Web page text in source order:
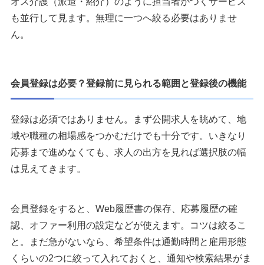
も並行して見ます。無理に一つへ絞る必要はありませ
ん。
会員登録は必要？登録前に見られる範囲と登録後の機能
登録は必須ではありません。まず公開求人を眺めて、地
域や職種の相場感をつかむだけでも十分です。いきなり
応募まで進めなくても、求人の出方を見れば選択肢の幅
は見えてきます。
会員登録をすると、Web履歴書の保存、応募履歴の確
認、オファー利用の設定などが使えます。コツは絞るこ
と。まだ急がないなら、希望条件は通勤時間と雇用形態
くらいの2つに絞って入れておくと、通知や検索結果がま